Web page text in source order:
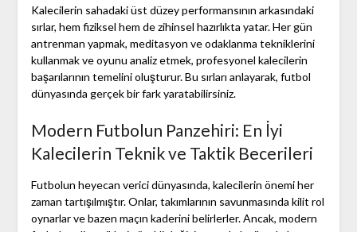
Kalecilerin sahadaki üst düzey performansının arkasındaki
sırlar, hem fiziksel hem de zihinsel hazırlıkta yatar. Her gün
antrenman yapmak, meditasyon ve odaklanma tekniklerini
kullanmak ve oyunu analiz etmek, profesyonel kalecilerin
başarılarının temelini oluşturur. Bu sırları anlayarak, futbol
dünyasında gerçek bir fark yaratabilirsiniz.
Modern Futbolun Panzehiri: En İyi
Kalecilerin Teknik ve Taktik Becerileri
Futbolun heyecan verici dünyasında, kalecilerin önemi her
zaman tartışılmıştır. Onlar, takımlarının savunmasında kilit rol
oynarlar ve bazen maçın kaderini belirlerler. Ancak, modern